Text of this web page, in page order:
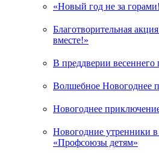
«Новый год не за
Благотворительная
вместе!»
В преддверии весеннего
Волшебное Новогоднее
Новогоднее
Новогодние утренники
«Профсоюзы детям»